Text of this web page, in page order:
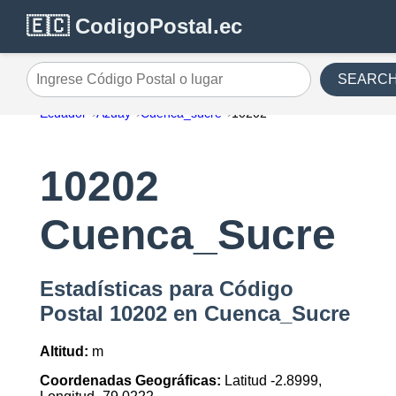
🇪🇨 CodigoPostal.ec
Ingrese Código Postal o lugar
Ecuador Azuay Cuenca_sucre 10202
10202
Cuenca_Sucre
Estadísticas para Código
Postal 10202 en Cuenca_Sucre
Altitud: m
Coordenadas Geográficas: Latitud -2.8999,